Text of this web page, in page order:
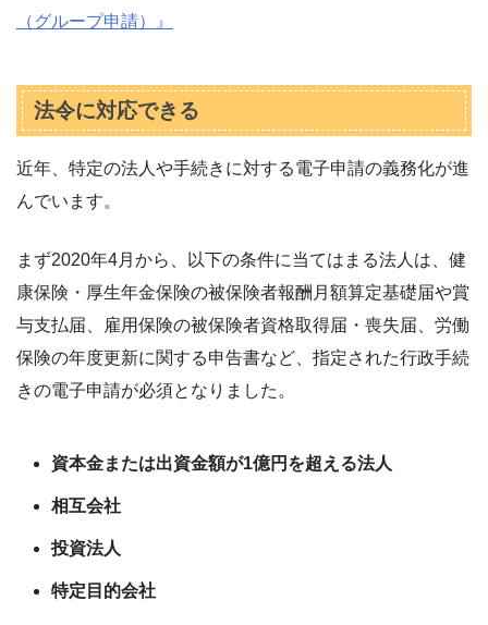
（グループ申請）』
法令に対応できる
近年、特定の法人や手続きに対する電子申請の義務化が進
んでいます。
まず2020年4月から、以下の条件に当てはまる法人は、健
康保険・厚生年金保険の被保険者報酬月額算定基礎届や賞
与支払届、雇用保険の被保険者資格取得届・喪失届、労働
保険の年度更新に関する申告書など、指定された行政手続
きの電子申請が必須となりました。
資本金または出資金額が1億円を超える法人
相互会社
投資法人
特定目的会社